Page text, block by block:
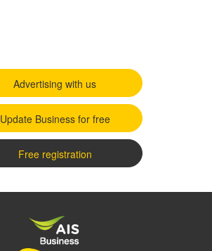
Advertising with us
Update Business for free
Free registration